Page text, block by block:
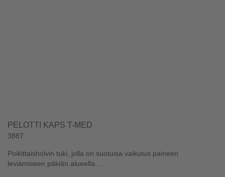
PELOTTI KAPS T-MED
3887
Poikittaisholvin tuki, jolla on suotuisa vaikutus paineen
leviämiseen päkiän alueella. ...